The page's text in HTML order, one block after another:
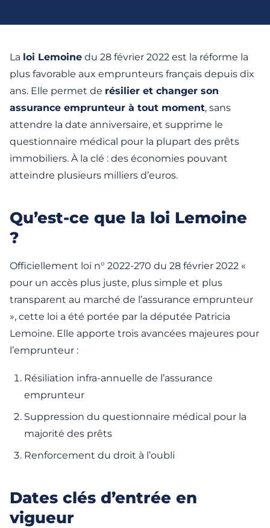
La loi Lemoine du 28 février 2022 est la réforme la
plus favorable aux emprunteurs français depuis dix
ans. Elle permet de résilier et changer son
assurance emprunteur à tout moment, sans
attendre la date anniversaire, et supprime le
questionnaire médical pour la plupart des prêts
immobiliers. À la clé : des économies pouvant
atteindre plusieurs milliers d’euros.
Qu’est-ce que la loi Lemoine
?
Officiellement loi n° 2022-270 du 28 février 2022 «
pour un accès plus juste, plus simple et plus
transparent au marché de l’assurance emprunteur
», cette loi a été portée par la députée Patricia
Lemoine. Elle apporte trois avancées majeures pour
l’emprunteur :
Résiliation infra-annuelle de l’assurance
emprunteur
Suppression du questionnaire médical pour la
majorité des prêts
Renforcement du droit à l’oubli
Dates clés d’entrée en
vigueur